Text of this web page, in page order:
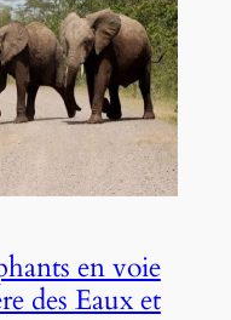
en voie
des Eaux et